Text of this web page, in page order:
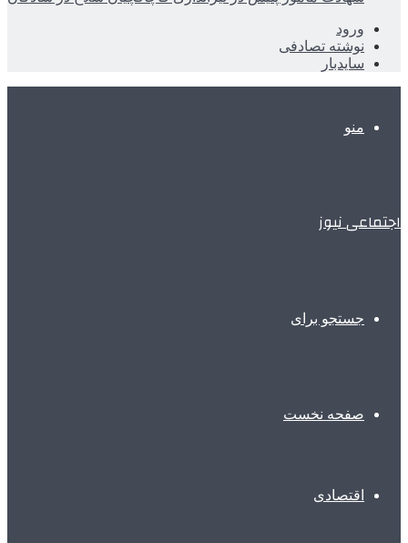
ورود
نوشته تصادفی
سایدبار
منو
اجتماعی نیوز
جستجو برای
صفحه نخست
اقتصادی